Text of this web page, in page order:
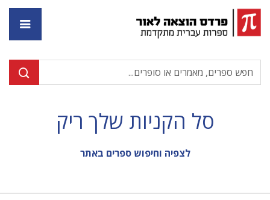
סל הקניות שלך ריק
לצפיה וחיפוש ספרים באתר